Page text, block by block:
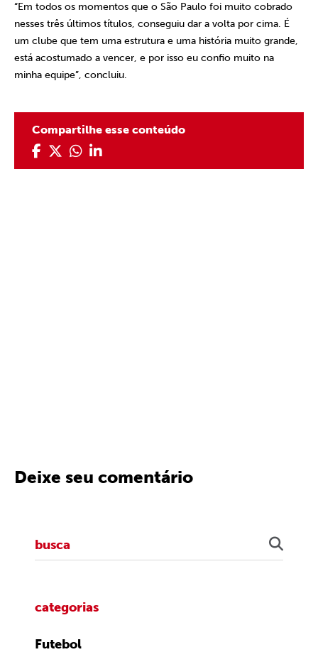
“Em todos os momentos que o São Paulo foi muito cobrado
nesses três últimos títulos, conseguiu dar a volta por cima. É
um clube que tem uma estrutura e uma história muito grande,
está acostumado a vencer, e por isso eu confio muito na
minha equipe”, concluiu.
Compartilhe esse conteúdo
Deixe seu comentário
categorias
Futebol